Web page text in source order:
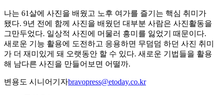
나는 61살에 사진을 배웠고 노후 여가를 즐기는 핵심 취미가
됐다. 9년 전에 함께 사진을 배웠던 대부분 사람은 사진활동을
그만두었다. 일상적 사진에 머물러 흥미를 잃었기 때문이다.
새로운 기능 활용에 도전하고 응용하면 무덤덤 하던 사진 취미
가 더 재미있게 돼 오랫동안 할 수 있다. 새로운 기법들을 활용
해 남다른 사진을 만들어보면 어떨까.
변용도 시니어기자bravopress@etoday.co.kr